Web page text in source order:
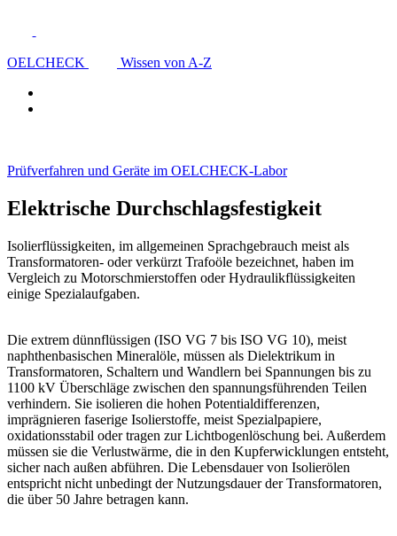
OELCHECK Wissen von A-Z
Prüfverfahren und Geräte im OELCHECK-Labor
Elektrische Durchschlagsfestigkeit
Isolierflüssigkeiten, im allgemeinen Sprachgebrauch meist als
Transformatoren- oder verkürzt Trafoöle bezeichnet, haben im
Vergleich zu Motorschmierstoffen oder Hydraulikflüssigkeiten
einige Spezialaufgaben.
Die extrem dünnflüssigen (ISO VG 7 bis ISO VG 10), meist
naphthenbasischen Mineralöle, müssen als Dielektrikum in
Transformatoren, Schaltern und Wandlern bei Spannungen bis zu
1100 kV Überschläge zwischen den spannungsführenden Teilen
verhindern. Sie isolieren die hohen Potentialdifferenzen,
imprägnieren faserige Isolierstoffe, meist Spezialpapiere,
oxidationsstabil oder tragen zur Lichtbogenlöschung bei. Außerdem
müssen sie die Verlustwärme, die in den Kupferwicklungen entsteht,
sicher nach außen abführen. Die Lebensdauer von Isolierölen
entspricht nicht unbedingt der Nutzungsdauer der Transformatoren,
die über 50 Jahre betragen kann.